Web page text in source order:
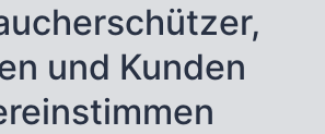
und Kunden